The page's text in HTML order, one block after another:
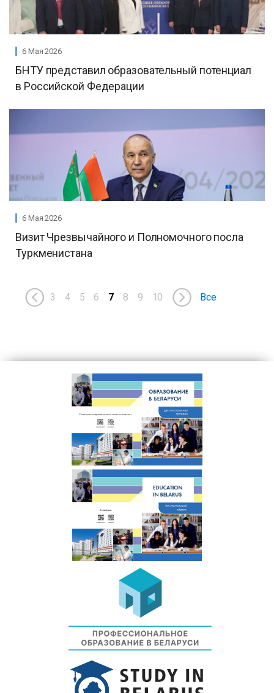
6 Мая 2026
БНТУ представил образовательный потенциал
в Российской Федерации
6 Мая 2026
Визит Чрезвычайного и Полномочного посла
Туркменистана
3 4 5 6 7 8 9 10 Все